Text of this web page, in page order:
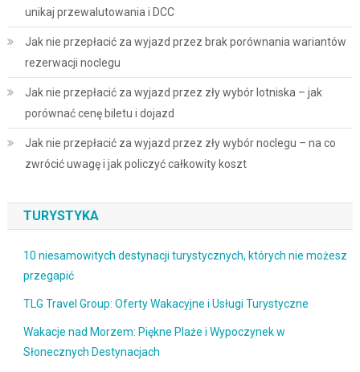
unikaj przewalutowania i DCC
Jak nie przepłacić za wyjazd przez brak porównania wariantów
rezerwacji noclegu
Jak nie przepłacić za wyjazd przez zły wybór lotniska – jak
porównać cenę biletu i dojazd
Jak nie przepłacić za wyjazd przez zły wybór noclegu – na co
zwrócić uwagę i jak policzyć całkowity koszt
TURYSTYKA
10 niesamowitych destynacji turystycznych, których nie możesz
przegapić
TLG Travel Group: Oferty Wakacyjne i Usługi Turystyczne
Wakacje nad Morzem: Piękne Plaże i Wypoczynek w
Słonecznych Destynacjach